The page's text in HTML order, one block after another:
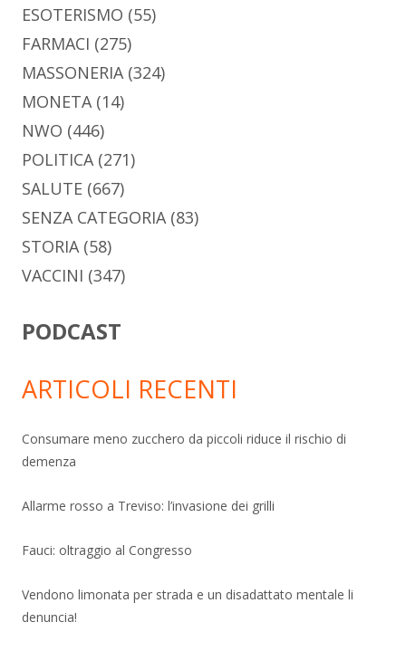
ESOTERISMO (55)
FARMACI (275)
MASSONERIA(324)
MONETA(14)
NWO (446)
POLITICA(271)
SALUTE (667)
SENZA CATEGORIA(83)
STORIA(58)
VACCINI (347)
PODCAST
ARTICOLI RECENTI
Consumare meno zucchero da piccoli riduce il rischio di
demenza
Allarme rosso a Treviso: l’invasione dei grilli
Fauci: oltraggio al Congresso
Vendono limonata per strada e un disadattato mentale li
denuncia!